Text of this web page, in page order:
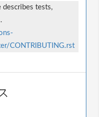
describes tests,
CONTRIBUTING.rst